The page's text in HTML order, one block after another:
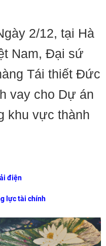
2/12, tại Hà
Nam, Đại sứ
Tái thiết Đức
vay cho Dự án
khu vực thành
điện
lực tài chính